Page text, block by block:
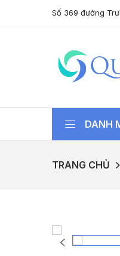
Số 369 đường
DANH
TRANG CHỦ